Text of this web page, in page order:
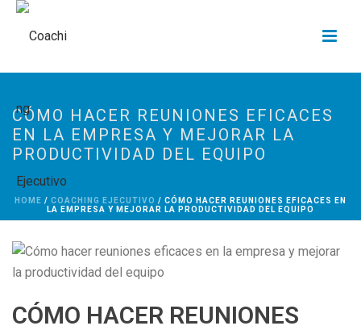
CÓMO HACER REUNIONES EFICACES
EN LA EMPRESA Y MEJORAR LA
PRODUCTIVIDAD DEL EQUIPO
HOME / COACHING EJECUTIVO / CÓMO HACER REUNIONES EFICACES EN
LA EMPRESA Y MEJORAR LA PRODUCTIVIDAD DEL EQUIPO
CÓMO HACER REUNIONES